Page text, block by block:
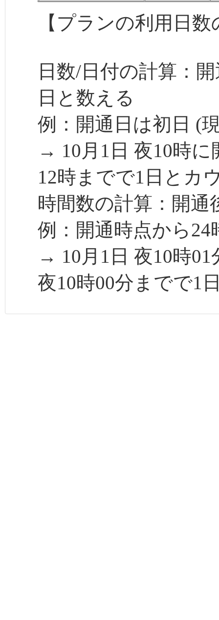
【プランの利用日
日数/日付の計算：
日と数える
例：開通日は初日 (
→ 10月1日 夜10時に
12時までで1日とカ
時間数の計算：開通
例：開通時点から24
→ 10月1日 夜10時
夜10時00分までで1